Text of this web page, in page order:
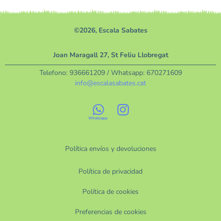
©2026, Escala Sabates
Política envíos y devoluciones
Política de privacidad
Política de cookies
Preferencias de cookies
Joan Maragall 27, St Feliu Llobregat
Telefono: 936661209/ Whatsapp: 670271609
info@escalasabates.cat